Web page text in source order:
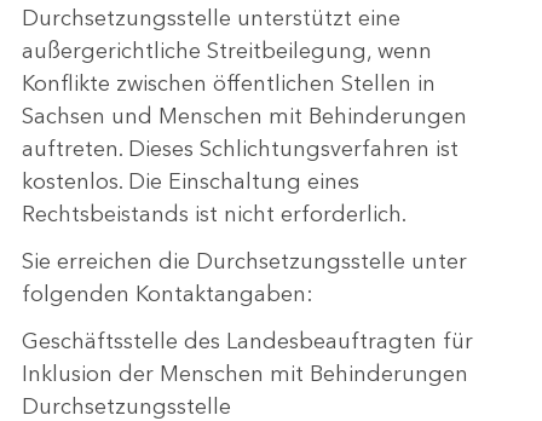
Durchsetzungsstelle unterstützt eine
außergerichtliche Streitbeilegung, wenn
Konflikte zwischen öffentlichen Stellen in
Sachsen und Menschen mit Behinderungen
auftreten. Dieses Schlichtungsverfahren ist
kostenlos. Die Einschaltung eines
Rechtsbeistands ist nicht erforderlich.
Sie erreichen die Durchsetzungsstelle unter
folgenden Kontaktangaben:
Geschäftsstelle des Landesbeauftragten für
Inklusion der Menschen mit Behinderungen
Durchsetzungsstelle